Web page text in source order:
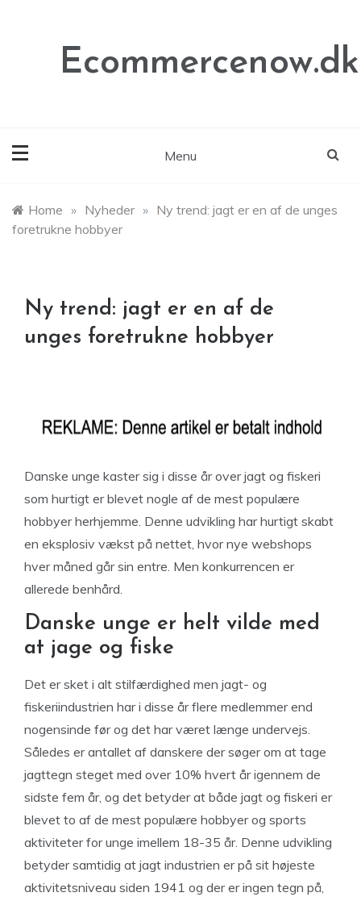
Ecommercenow.dk
Menu
Home » Nyheder » Ny trend: jagt er en af de unges
foretrukne hobbyer
Ny trend: jagt er en af de
unges foretrukne hobbyer
Danske unge kaster sig i disse år over jagt og fiskeri
som hurtigt er blevet nogle af de mest populære
hobbyer herhjemme. Denne udvikling har hurtigt skabt
en eksplosiv vækst på nettet, hvor nye webshops
hver måned går sin entre. Men konkurrencen er
allerede benhård.
Danske unge er helt vilde med
at jage og fiske
Det er sket i alt stilfærdighed men jagt- og
fiskeriindustrien har i disse år flere medlemmer end
nogensinde før og det har været længe undervejs.
Således er antallet af danskere der søger om at tage
jagttegn steget med over 10% hvert år igennem de
sidste fem år, og det betyder at både jagt og fiskeri er
blevet to af de mest populære hobbyer og sports
aktiviteter for unge imellem 18-35 år. Denne udvikling
betyder samtidig at jagt industrien er på sit højeste
aktivitetsniveau siden 1941 og der er ingen tegn på,